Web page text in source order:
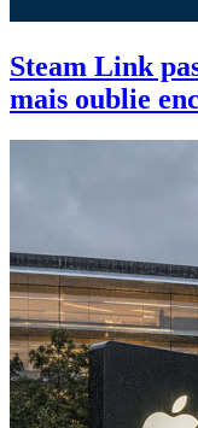
Steam Link
mais oublie